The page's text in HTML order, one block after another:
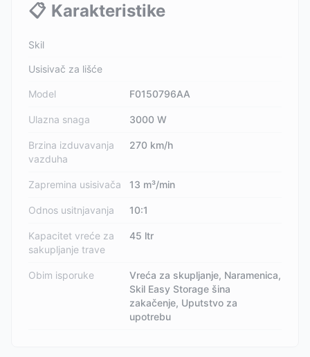
📋 Karakteristike
Skil
Usisivač za lišće
Model F0150796AA
Ulazna snaga 3000 W
Brzina izduvavanja
vazduha
270 km/h
Zapremina usisivača 13 m³/min
Odnos usitnjavanja 10:1
Kapacitet vreće za
sakupljanje trave
45 ltr
Obim isporuke
Vreća za skupljanje, Naramenica,
Skil Easy Storage šina
zakačenje, Uputstvo za
upotrebu